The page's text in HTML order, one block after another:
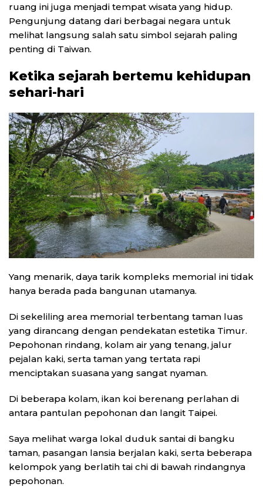
ruang ini juga menjadi tempat wisata yang hidup.
Pengunjung datang dari berbagai negara untuk
melihat langsung salah satu simbol sejarah paling
penting di Taiwan.
Ketika sejarah bertemu kehidupan
sehari-hari
Yang menarik, daya tarik kompleks memorial ini tidak
hanya berada pada bangunan utamanya.
Di sekeliling area memorial terbentang taman luas
yang dirancang dengan pendekatan estetika Timur.
Pepohonan rindang, kolam air yang tenang, jalur
pejalan kaki, serta taman yang tertata rapi
menciptakan suasana yang sangat nyaman.
Di beberapa kolam, ikan koi berenang perlahan di
antara pantulan pepohonan dan langit Taipei.
Saya melihat warga lokal duduk santai di bangku
taman, pasangan lansia berjalan kaki, serta beberapa
kelompok yang berlatih tai chi di bawah rindangnya
pepohonan.